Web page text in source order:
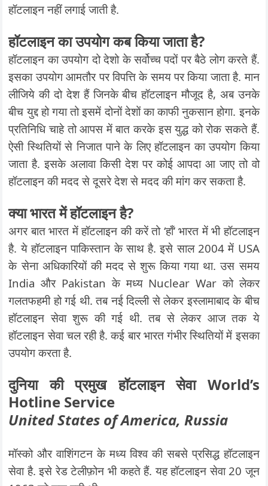
हॉटलाइन नहीं लगाई जाती है.
हॉटलाइन का उपयोग कब किया जाता है?
हॉटलाइन का उपयोग दो देशो के सर्वोच्च पदों पर बैठे लोग करते हैं.
इसका उपयोग आमतौर पर विपत्ति के समय पर किया जाता है. मान
लीजिये की दो देश हैं जिनके बीच हॉटलाइन मौजूद है, अब उनके
बीच युद्द हो गया तो इसमें दोनों देशों का काफी नुकसान होगा. इनके
प्रतिनिधि चाहे तो आपस में बात करके इस युद्ध को रोक सकते हैं.
ऐसी स्थितियों से निजात पाने के लिए हॉटलाइन का उपयोग किया
जाता है. इसके अलावा किसी देश पर कोई आपदा आ जाए तो वो
हॉटलाइन की मदद से दूसरे देश से मदद की मांग कर सकता है.
क्या भारत में हॉटलाइन है?
अगर बात भारत में हॉटलाइन की करें तो ‘हाँ’ भारत में भी हॉटलाइन
है. ये हॉटलाइन पाकिस्तान के साथ है. इसे साल 2004 में USA
के सेना अधिकारियों की मदद से शुरू किया गया था. उस समय
India और Pakistan के मध्य Nuclear War को लेकर
गलतफहमी हो गई थी. तब नई दिल्ली से लेकर इस्लामाबाद के बीच
हॉटलाइन सेवा शुरू की गई थी. तब से लेकर आज तक ये
हॉटलाइन सेवा चल रही है. कई बार भारत गंभीर स्थितियों में इसका
उपयोग करता है.
दुनिया की प्रमुख हॉटलाइन सेवा World’s
Hotline Service
United States of America, Russia
मॉस्को और वाशिंगटन के मध्य विश्व की सबसे प्रसिद्ध हॉटलाइन
सेवा है. इसे रेड टेलीफ़ोन भी कहते हैं. यह हॉटलाइन सेवा 20 जून